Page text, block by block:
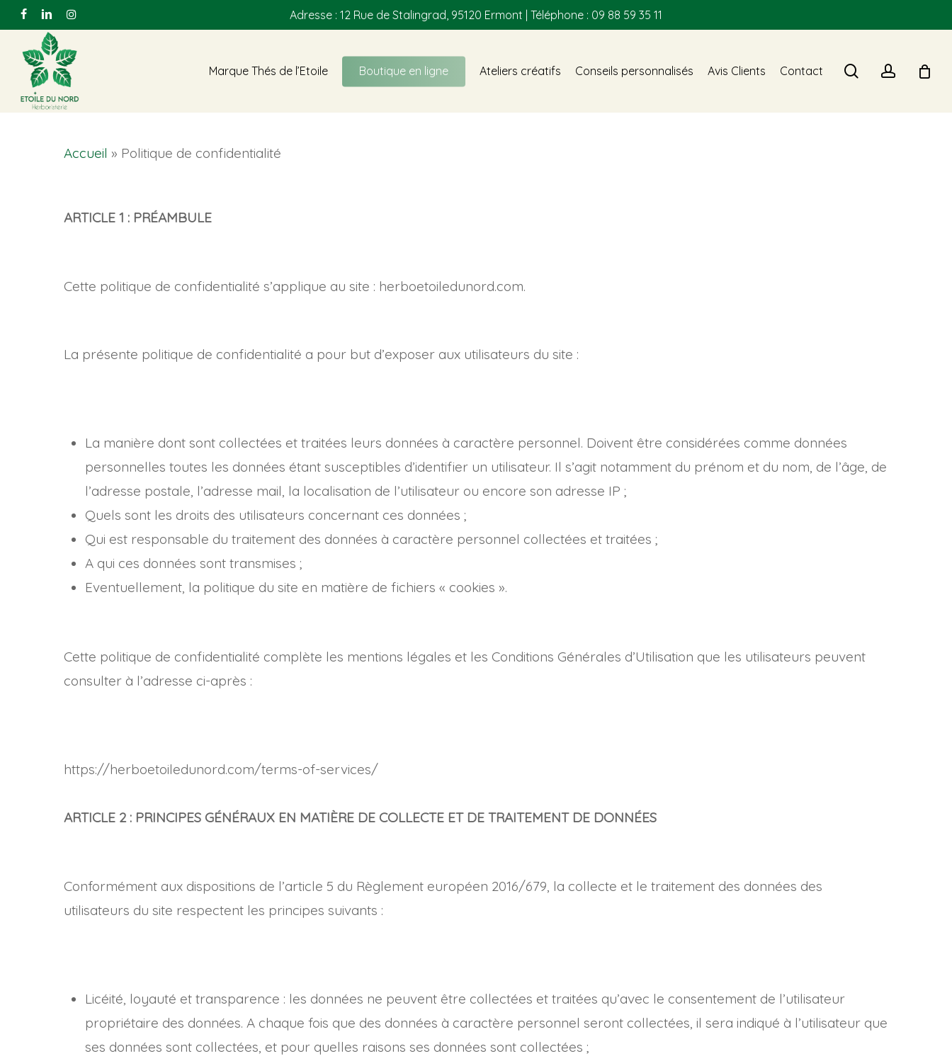
Skip
to
main
content
facebooklinkedininstagram Adresse : 12 Rue de Stalingrad, 95120 Ermont | Téléphone : 09 88 59 35 11
Hit enter to search or ESC to close
Marque Thés de l’Etoile Boutique en ligne Ateliers créatifs Conseils personnalisés Avis Clients Contact searchaccount
Accueil » Politique de confidentialité
ARTICLE 1 : PRÉAMBULE
Cette politique de confidentialité s’applique au site : herboetoiledunord.com.
La présente politique de confidentialité a pour but d’exposer aux utilisateurs du site :
La manière dont sont collectées et traitées leurs données à caractère personnel. Doivent être considérées comme données
personnelles toutes les données étant susceptibles d’identifier un utilisateur. Il s’agit notamment du prénom et du nom, de l’âge, de
l’adresse postale, l’adresse mail, la localisation de l’utilisateur ou encore son adresse IP ;
Quels sont les droits des utilisateurs concernant ces données ;
Qui est responsable du traitement des données à caractère personnel collectées et traitées ;
A qui ces données sont transmises ;
Eventuellement, la politique du site en matière de fichiers « cookies ».
Cette politique de confidentialité complète les mentions légales et les Conditions Générales d’Utilisation que les utilisateurs peuvent
consulter à l’adresse ci-après :
https://herboetoiledunord.com/terms-of-services/
ARTICLE 2 : PRINCIPES GÉNÉRAUX EN MATIÈRE DE COLLECTE ET DE TRAITEMENT DE DONNÉES
Conformément aux dispositions de l’article 5 du Règlement européen 2016/679, la collecte et le traitement des données des
utilisateurs du site respectent les principes suivants :
Licéité, loyauté et transparence : les données ne peuvent être collectées et traitées qu’avec le consentement de l’utilisateur
propriétaire des données. A chaque fois que des données à caractère personnel seront collectées, il sera indiqué à l’utilisateur que
ses données sont collectées, et pour quelles raisons ses données sont collectées ;